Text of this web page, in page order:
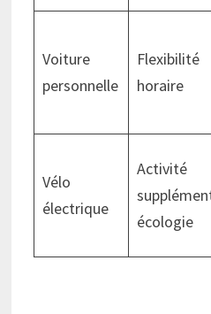
Voiture
personnelle
Flexibilité
horaire
Vélo
électrique
Activité
écologie